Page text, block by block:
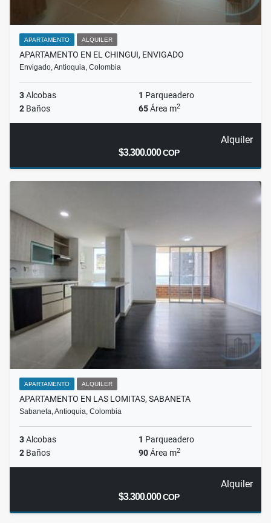
APARTAMENTO ALQUILER
APARTAMENTO EN EL CHINGUI, ENVIGADO
Envigado, Antioquia, Colombia
3Alcobas 1 Parqueadero
2 Baños 65Área m2
Alquiler
$3.300.000COP
APARTAMENTO ALQUILER
APARTAMENTO EN LAS LOMITAS, SABANETA
Sabaneta, Antioquia, Colombia
3Alcobas 1 Parqueadero
2 Baños 90Área m2
Alquiler
$3.300.000COP